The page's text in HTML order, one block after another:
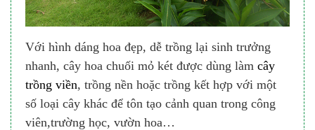
Với hình dáng hoa đẹp, dễ trồng lại sinh trưởng
nhanh, cây hoa chuối mỏ két được dùng làm cây
trồng viền, trồng nền hoặc trồng kết hợp với một
số loại cây khác để tôn tạo cảnh quan trong công
viên,trường học, vườn hoa…